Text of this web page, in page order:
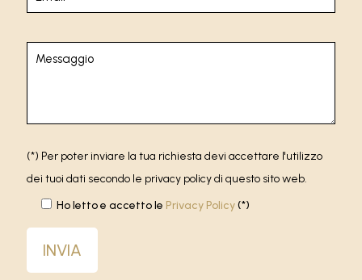
(*) Per poter inviare la tua richiesta devi accettare l'utilizzo
dei tuoi dati secondo le privacy policy di questo sito web.
Ho letto e accetto le Privacy Policy(*)